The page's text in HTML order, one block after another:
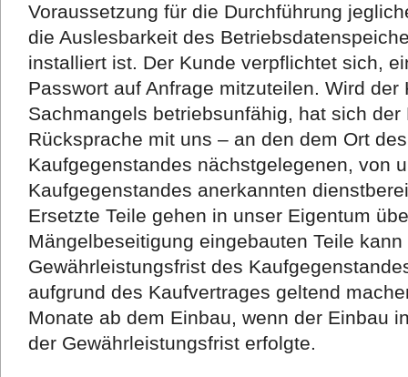
Voraussetzung für die Durchführung
die Auslesbarkeit des
installiert ist. Der Kunde verpflichtet sich,
Passwort auf Anfrage mitzuteilen. Wird
Sachmangels betriebsunfähig, hat sich
Rücksprache mit uns – an den dem Ort
Kaufgegenstandes nächstgelegenen, von
Kaufgegenstandes anerkannten
Ersetzte Teile gehen in unser Eigentum
Mängelbeseitigung eingebauten Teile
Gewährleistungsfrist des
aufgrund des Kaufvertrages geltend
Monate ab dem Einbau, wenn der Einbau
der Gewährleistungsfrist erfolgte.